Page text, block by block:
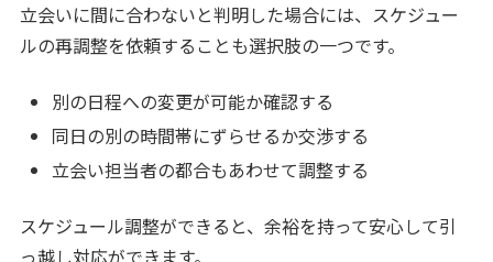
立会いに間に合わないと判明した場合には、スケジュー
ルの再調整を依頼することも選択肢の一つです。
別の日程への変更が可能か確認する
同日の別の時間帯にずらせるか交渉する
立会い担当者の都合もあわせて調整する
スケジュール調整ができると、余裕を持って安心して引
っ越し対応ができます。